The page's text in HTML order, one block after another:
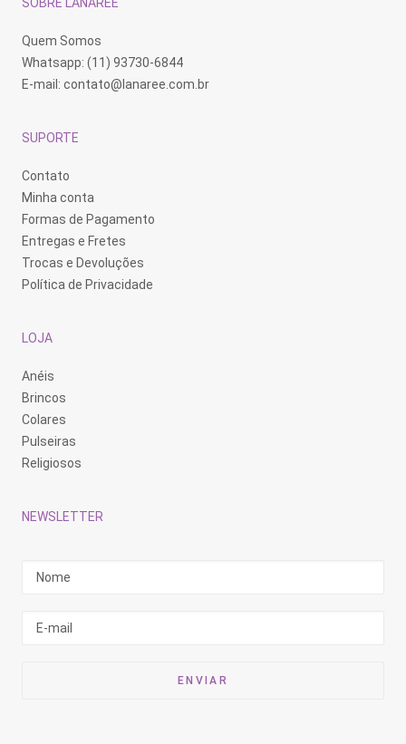
Quem Somos
Whatsapp: (11) 93730-6844
E-mail: contato@lanaree.com.br
SUPORTE
Contato
Minha conta
Formas de Pagamento
Entregas e Fretes
Trocas e Devoluções
Política de Privacidade
LOJA
Anéis
Brincos
Colares
Pulseiras
Religiosos
NEWSLETTER